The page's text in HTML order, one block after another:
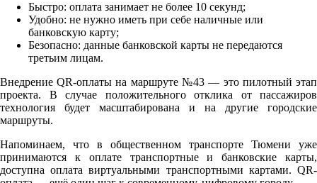
Быстро: оплата занимает не более 10 секунд;
Удобно: не нужно иметь при себе наличные или
банковскую карту;
Безопасно: данные банковской карты не передаются
третьим лицам.
Внедрение QR-оплаты на маршруте №43 — это пилотный этап
проекта. В случае положительного отклика от пассажиров
технология будет масштабирована и на другие городские
маршруты.
Напоминаем, что в общественном транспорте Тюмени уже
принимаются к оплате транспортные и банковские карты,
доступна оплата виртуальными транспортными картами. QR-